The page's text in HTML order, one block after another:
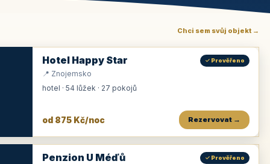
Chci sem svůj objekt →
Hotel Happy Star ✓ Prověřeno
📍 Znojemsko
hotel · 54 lůžek · 27 pokojů
od 875 Kč/noc Rezervovat →
Penzion U Méďů ✓ Prověřeno